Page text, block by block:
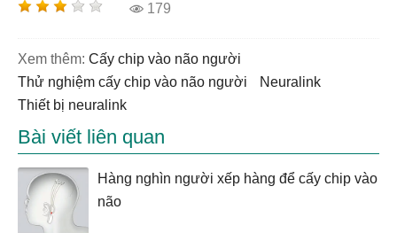
179
Xem thêm:
cấy chip vào não người
thử nghiệm cấy chip vào não người
neuralink
thiết bị neuralink
Bài viết liên quan
Hàng nghìn người xếp hàng để cấy chip vào
não